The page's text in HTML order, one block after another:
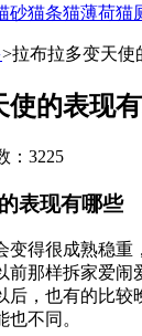
砂猫条猫薄荷猫
>拉布拉多变天使
使的表现
：3225
表现有哪些
变得很成熟稳重
前那样拆家爱闹
后，也有的比较
不同。